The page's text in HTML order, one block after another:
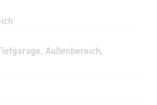
Außenbereich,